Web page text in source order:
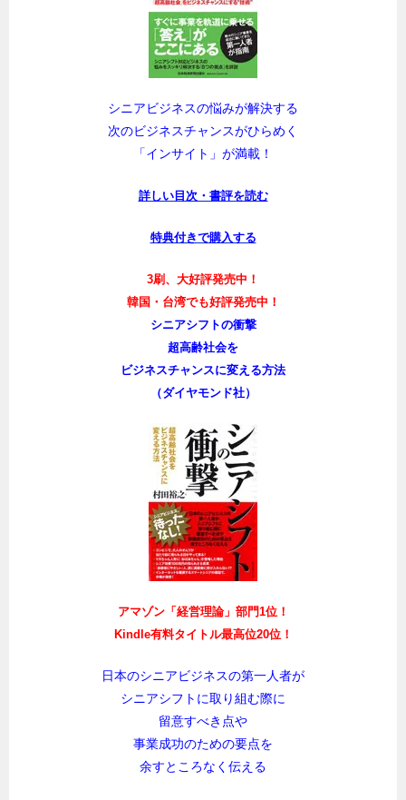
シニアビジネスの悩みが解決する
次のビジネスチャンスがひらめく
「インサイト」が満載！
詳しい目次・書評を読む
特典付きで購入する
3刷、大好評発売中！
韓国・台湾でも好評発売中！
シニアシフトの衝撃
超高齢社会を
ビジネスチャンスに変える方法
（ダイヤモンド社）
アマゾン「経営理論」部門1位！
Kindle有料タイトル最高位20位！
日本のシニアビジネスの第一人者が
シニアシフトに取り組む際に
留意すべき点や
事業成功のための要点を
余すところなく伝える